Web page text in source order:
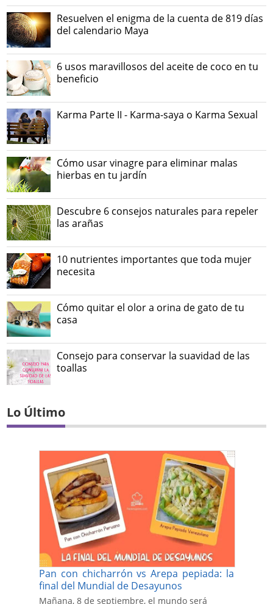
Resuelven el enigma de la cuenta de 819 días
del calendario Maya
6 usos maravillosos del aceite de coco en tu
beneficio
Karma Parte II - Karma-saya o Karma Sexual
Cómo usar vinagre para eliminar malas
hierbas en tu jardín
Descubre 6 consejos naturales para repeler
las arañas
10 nutrientes importantes que toda mujer
necesita
Cómo quitar el olor a orina de gato de tu
casa
Consejo para conservar la suavidad de las
toallas
Lo Último
Pan con chicharrón vs Arepa pepiada: la
final del Mundial de Desayunos
Mañana, 8 de septiembre, el mundo será